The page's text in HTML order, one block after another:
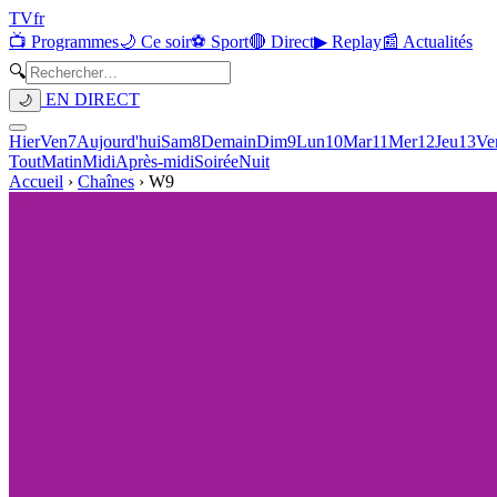
TVfr
📺 Programmes🌙 Ce soir⚽ Sport🔴 Direct▶ Replay📰 Actualités
🔍
🌙 EN DIRECT
HierVen7Aujourd'huiSam8DemainDim9Lun10Mar11Mer12Jeu13
ToutMatinMidiAprès-midiSoiréeNuit
Accueil › Chaînes › W9